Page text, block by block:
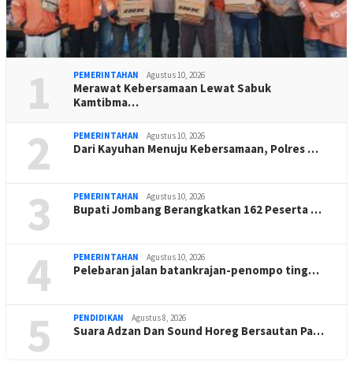
1 PEMERINTAHAN Agustus 10, 2026
Merawat Kebersamaan Lewat Sabuk
Kamtibma…
2 PEMERINTAHAN Agustus 10, 2026
Dari Kayuhan Menuju Kebersamaan, Polres …
3 PEMERINTAHAN Agustus 10, 2026
Bupati Jombang Berangkatkan 162 Peserta …
4 PEMERINTAHAN Agustus 10, 2026
Pelebaran jalan batankrajan-penompo ting…
5 PENDIDIKAN Agustus 8, 2026
Suara Adzan Dan Sound Horeg Bersautan Pa…